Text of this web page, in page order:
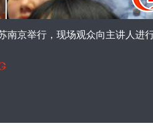
京举行，现场观众向主讲人进